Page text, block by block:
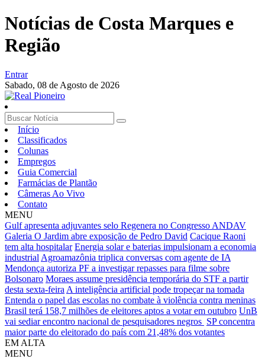
Notícias de Costa Marques e
Região
Entrar
Sabado, 08 de Agosto de 2026
Início
Classificados
Colunas
Empregos
Guia Comercial
Farmácias de Plantão
Câmeras Ao Vivo
Contato
MENU
Gulf apresenta adjuvantes selo Regenera no Congresso ANDAV
Galeria O Jardim abre exposição de Pedro David Cacique Raoni
tem alta hospitalar Energia solar e baterias impulsionam a economia
industrial Agroamazônia triplica conversas com agente de IA
Mendonça autoriza PF a investigar repasses para filme sobre
Bolsonaro Moraes assume presidência temporária do STF a partir
desta sexta-feira A inteligência artificial pode tropeçar na tomada
Entenda o papel das escolas no combate à violência contra meninas
Brasil terá 158,7 milhões de eleitores aptos a votar em outubro UnB
vai sediar encontro nacional de pesquisadores negros SP concentra
maior parte do eleitorado do país com 21,48% dos votantes
EM ALTA
MENU